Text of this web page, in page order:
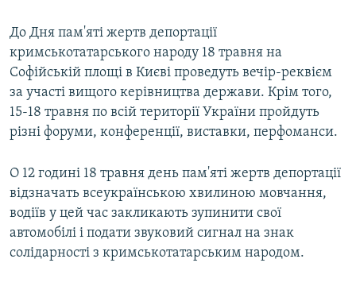
До Дня пам'яті жертв депортації
кримськотатарського народу 18 травня на
Софійській площі в Києві проведуть вечір-реквієм
за участі вищого керівництва держави. Крім того,
15-18 травня по всій території України пройдуть
різні форуми, конференції, виставки, перфоманси.
О 12 годині 18 травня день пам'яті жертв депортації
відзначать всеукраїнською хвилиною мовчання,
водіїв у цей час закликають зупинити свої
автомобілі і подати звуковий сигнал на знак
солідарності з кримськотатарським народом.